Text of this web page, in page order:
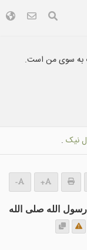
به سوی من است.
نیک .
+
-
الله صلى الله